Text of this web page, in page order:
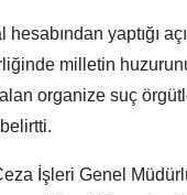
yaptığı
milletin
organize suç
İşleri Genel